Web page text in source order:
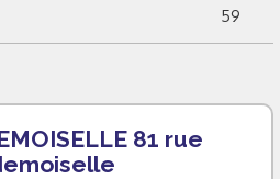
59
81 rue